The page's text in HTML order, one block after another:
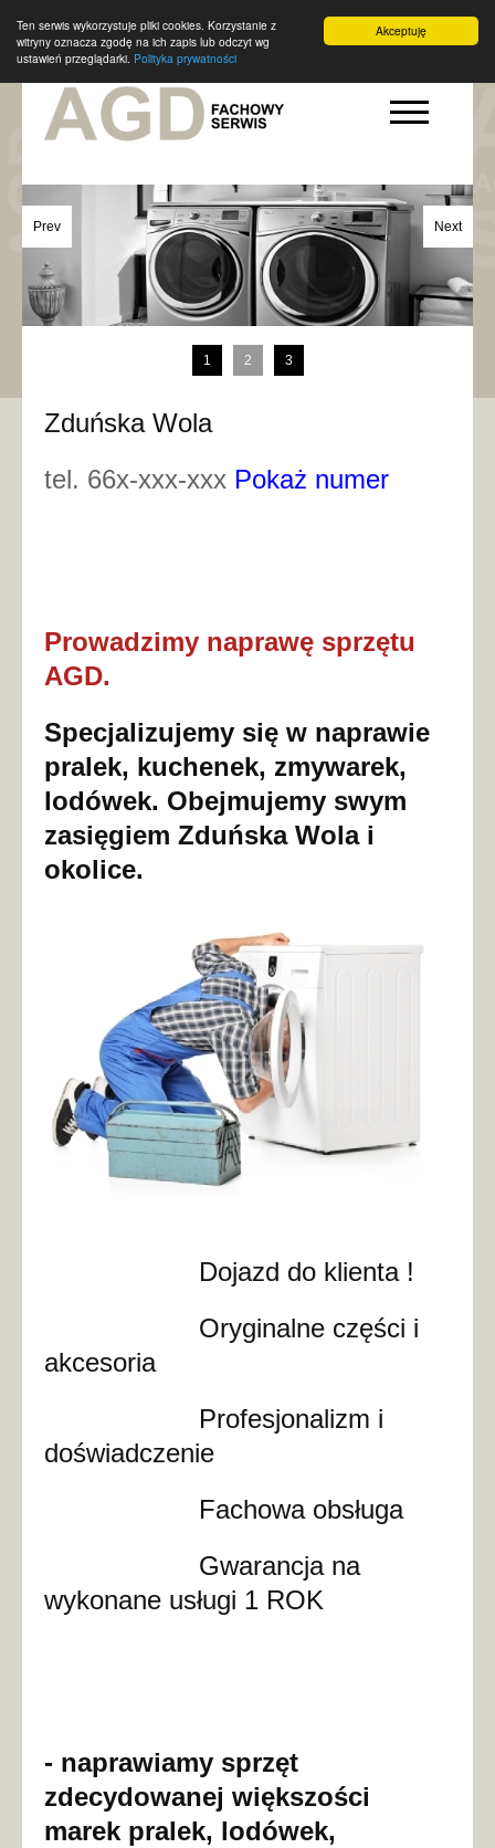
Akceptuję
Ten serwis wykorzystuje pliki cookies. Korzystanie z
witryny oznacza zgodę na ich zapis lub odczyt wg
ustawień przeglądarki. Polityka prywatności
Prev Next
1 2 3
Zduńska Wola
tel. 66x-xxx-xxx Pokaż numer
Prowadzimy naprawę sprzętu
AGD.
Specjalizujemy się w naprawie
pralek, kuchenek, zmywarek,
lodówek. Obejmujemy swym
zasięgiem Zduńska Wolai
okolice.
Dojazd do klienta !
Oryginalne części i
akcesoria
Profesjonalizm i
doświadczenie
Fachowa obsługa
Gwarancja na
wykonane usługi 1 ROK
- naprawiamy sprzęt
zdecydowanej większości
marek pralek, lodówek,